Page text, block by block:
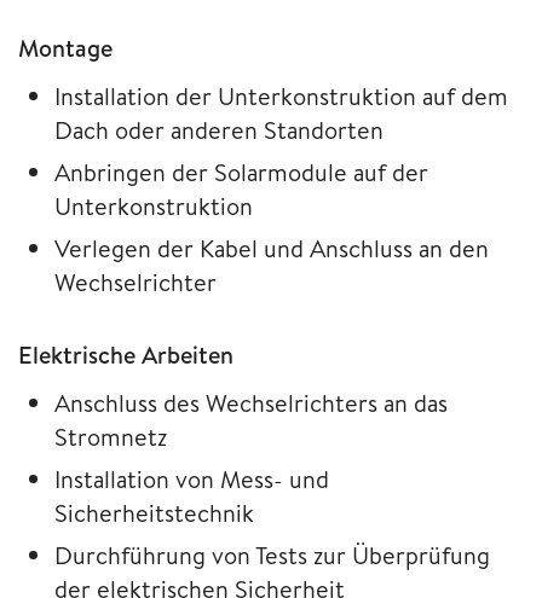
Montage
Installation der Unterkonstruktion auf dem
Dach oder anderen Standorten
Anbringen der Solarmodule auf der
Unterkonstruktion
Verlegen der Kabel und Anschluss an den
Wechselrichter
Elektrische Arbeiten
Anschluss des Wechselrichters an das
Stromnetz
Installation von Mess- und
Sicherheitstechnik
Durchführung von Tests zur Überprüfung
der elektrischen Sicherheit